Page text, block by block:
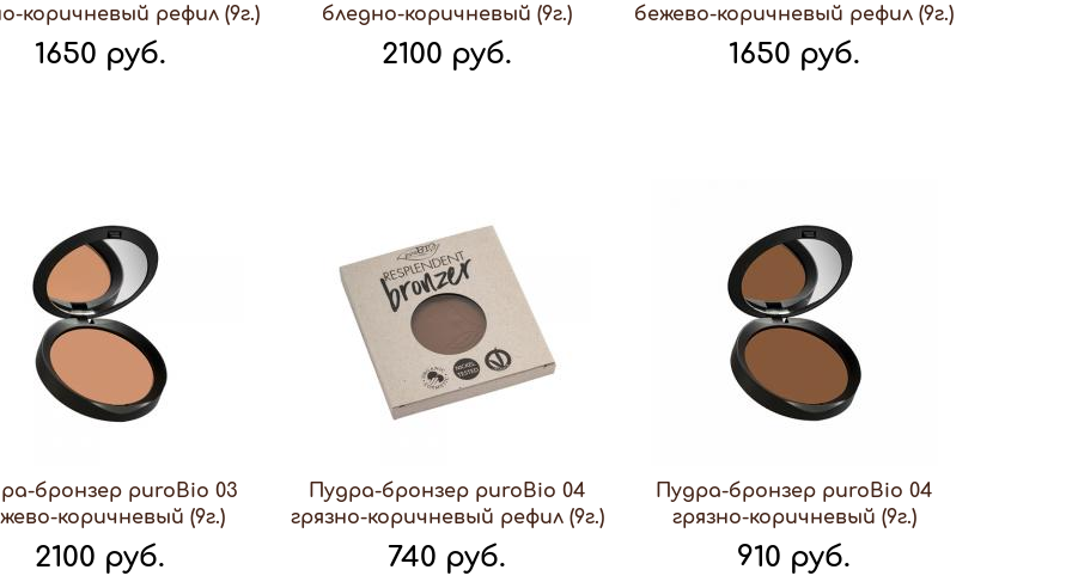
коричневый рефил (9г.)
1650 руб.
бледно-коричневый (9г.)
2100 руб.
бежево-коричневый рефил (9г.)
1650 руб.
бронзер puroBio 03
коричневый (9г.)
2100 руб.
Пудра-бронзер puroBio 04
грязно-коричневый рефил (9г.)
740 руб.
Пудра-бронзер puroBio 04
грязно-коричневый (9г.)
910 руб.